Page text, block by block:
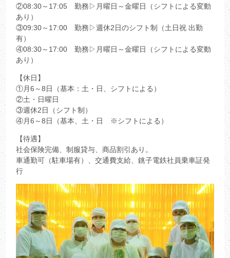
②08:30～17:05 勤務▷月曜日～金曜日（シフトによる変動
あり）
③09:30～17:00 勤務▷週休2日のシフト制（土日祝 出勤
有）
④08:30～17:00 勤務▷月曜日～金曜日（シフトによる変動
あり）
【休日】
①月6～8日（基本：土・日、シフトによる）
②土・日曜日
③週休2日（シフト制）
④月6～8日（基本、土・日 ※シフトによる）
【待遇】
社会保険完備、制服貸与、商品割引あり。
車通勤可（駐車場有）、交通費支給、銚子電鉄社員乗車証発
行